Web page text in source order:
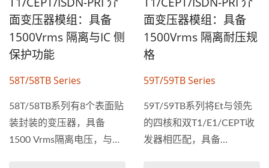
面变压器模组：具备
1500Vrms 隔离与IC 侧
保护功能
58T/58TB Series
58T/58TB系列有8个表面贴
装封装的变压器，具备
1500 Vrms隔离电压，与
面变压器模组：具备
1500Vrms 隔离耐压规
格
59T/59TB Series
59T/59TB系列将Et与领先
的四核和双T1/E1/CEPT收
发器相匹配，具备